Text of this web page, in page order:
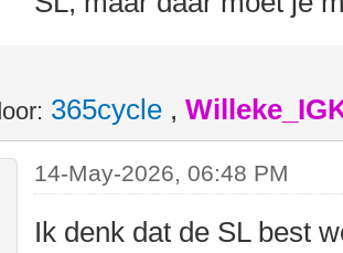
365cycle ,
14-May-2026, 06:48 PM
Ik denk dat de SL best